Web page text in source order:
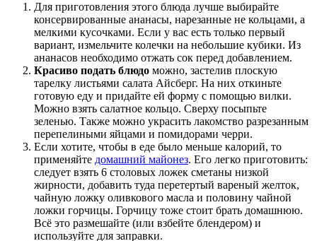
Для приготовления этого блюда лучше выбирайте
консервированные ананасы, нарезанные не кольцами, а
мелкими кусочками. Если у вас есть только первый
вариант, измельчите колечки на небольшие кубики. Из
ананасов необходимо отжать сок перед добавлением.
Красиво подать блюдо можно, застелив плоскую
тарелку листьями салата Айсберг. На них откиньте
готовую еду и придайте ей форму с помощью вилки.
Можно взять салатное кольцо. Сверху посыпьте
зеленью. Также можно украсить лакомство разрезанным
перепелиными яйцами и помидорами черри.
Если хотите, чтобы в еде было меньше калорий, то
применяйте домашний майонез. Его легко приготовить:
следует взять 6 столовых ложек сметаны низкой
жирности, добавить туда перетертый вареный желток,
чайную ложку оливкового масла и половину чайной
ложки горчицы. Горчицу тоже стоит брать домашнюю.
Всё это размешайте (или взбейте блендером) и
используйте для заправки.